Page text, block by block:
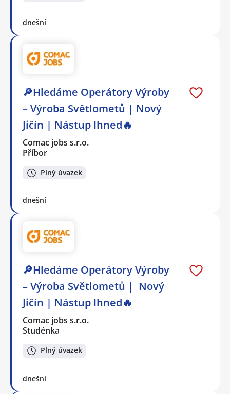
dnešní
🔎Hledáme Operátory Výroby
– Výroba Světlometů | Nový
Jičín | Nástup Ihned🔥
Comac jobs s.r.o.
Příbor
Plný úvazek
dnešní
🔎Hledáme Operátory Výroby
– Výroba Světlometů | Nový
Jičín | Nástup Ihned🔥
Comac jobs s.r.o.
Studénka
Plný úvazek
dnešní